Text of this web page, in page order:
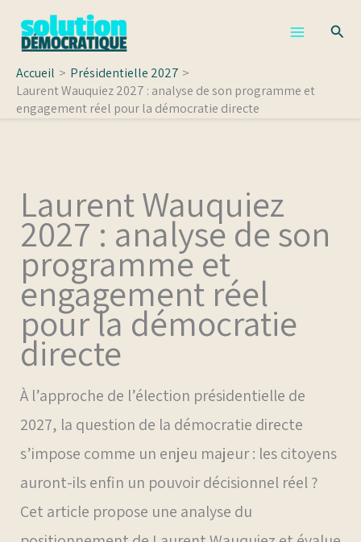
contenu
Accueil
Présidentielle 2027
Laurent Wauquiez 2027 : analyse de son programme et
engagement réel pour la démocratie directe
Laurent Wauquiez
2027 : analyse de son
programme et
engagement réel
pour la démocratie
directe
À l’approche de l’élection présidentielle de
2027, la question de la démocratie directe
s’impose comme un enjeu majeur : les citoyens
auront-ils enfin un pouvoir décisionnel réel ?
Cet article propose une analyse du